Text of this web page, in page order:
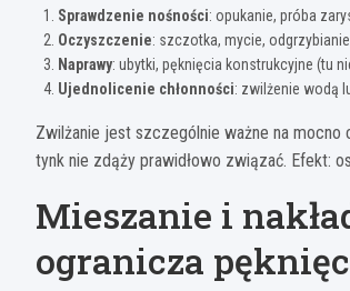
Sprawdzenie nośności: opukanie, próba
Oczyszczenie: szczotka, mycie,
Naprawy: ubytki, pęknięcia konstrukcyjne (tu
Ujednolicenie chłonności: zwilżenie wodą
Zwilżanie jest szczególnie ważne na mocno
tynk nie zdąży prawidłowo związać. Efekt:
Mieszanie i
ogranicza